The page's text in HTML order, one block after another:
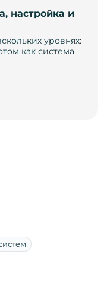
настройка и
уровнях:
как система